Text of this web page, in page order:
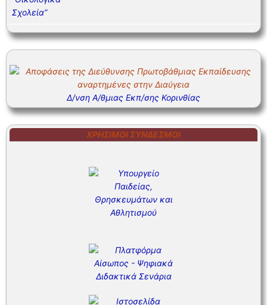
Δ/νση Α/θμιας Εκπ/σης Κορινθίας
ΧΡΉΣΙΜΟΙ ΣΎΝΔΕΣΜΟΙ